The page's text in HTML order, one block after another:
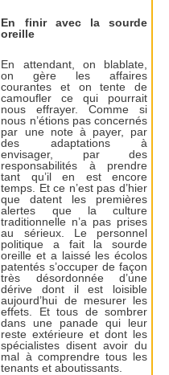
En finir avec la sourde
oreille
En attendant, on blablate,
on gère les affaires
courantes et on tente de
camoufler ce qui pourrait
nous effrayer. Comme si
nous n’étions pas concernés
par une note à payer, par
des adaptations à
envisager, par des
responsabilités à prendre
tant qu’il en est encore
temps. Et ce n’est pas d’hier
que datent les premières
alertes que la culture
traditionnelle n’a pas prises
au sérieux. Le personnel
politique a fait la sourde
oreille et a laissé les écolos
patentés s’occuper de façon
très désordonnée d’une
dérive dont il est loisible
aujourd’hui de mesurer les
effets. Et tous de sombrer
dans une panade qui leur
reste extérieure et dont les
spécialistes disent avoir du
mal à comprendre tous les
tenants et aboutissants.